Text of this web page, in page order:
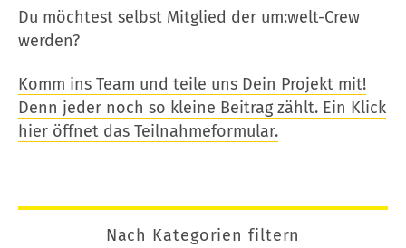
Du möchtest selbst Mitglied der um:welt-Crew
werden?
Komm ins Team und teile uns Dein Projekt mit!
Denn jeder noch so kleine Beitrag zählt. Ein Klick
hier öffnet das Teilnahmeformular.
Nach Kategorien filtern